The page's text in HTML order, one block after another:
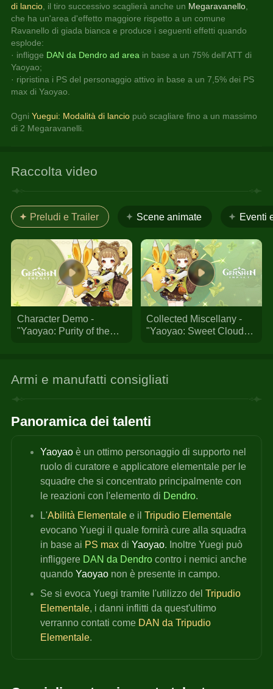
di lancio , il tiro successivo scaglierà anche un Megaravanello
che ha un'area d'effetto maggiore rispetto a un comune
Ravanello di giada bianca e produce i seguenti effetti quando
esplode:
· infligge DAN da Dendro ad area in base a un 75% dell'ATT di
Yaoyao;
· ripristina i PS del personaggio attivo in base a un 7,5% dei PS
max di Yaoyao.
Ogni Yuegui: Modalità di lancio può scagliare fino a un massimo
di 2 Megaravanelli.
Raccolta video
Preludi e Trailer Scene animate Eventi
Character Demo -
"Yaoyao: Purity of the
Collected Miscellany -
"Yaoyao: Sweet Clouds
Armi e manufatti consigliati
Panoramica dei talenti
Yaoyao è un ottimo personaggio di supporto nel
ruolo di curatore e applicatore elementale per le
squadre che si concentrato principalmente con
le reazioni con l'elemento di Dendro.
L'Abilità Elementale e il Tripudio Elementale
evocano Yuegi il quale fornirà cure alla squadra
in base ai PS max di Yaoyao. Inoltre Yuegi può
infliggere DAN da Dendro contro i nemici anche
quando Yaoyao non è presente in campo.
Se si evoca Yuegi tramite l'utilizzo del Tripudio
Elementale, i danni inflitti da quest'ultimo
verranno contati come DAN da Tripudio
Elementale.